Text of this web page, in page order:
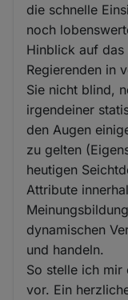
die schnelle
noch
Hinblick auf das
Regierenden in
Sie nicht blind,
irgendeiner
den Augen
zu gelten
heutigen
Attribute
dynamischen
und handeln.
So stelle ich mir
vor. Ein